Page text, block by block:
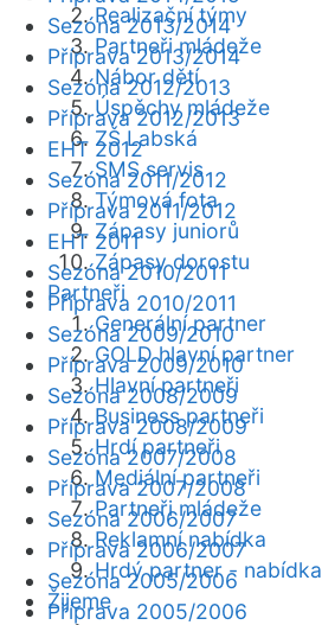
Realizační týmy
Partneři mládeže
Nábor dětí
Úspěchy mládeže
ZŠ Labská
SMS servis
Týmová fota
Zápasy juniorů
Zápasy dorostu
Partneři
Generální partner
GOLD hlavní partner
Hlavní partneři
Business partneři
Hrdí partneři
Mediální partneři
Partneři mládeže
Reklamní nabídka
Hrdý partner - nabídka
Žijeme
Sezóna 2013/2014
Příprava 2013/2014
Sezóna 2012/2013
Příprava 2012/2013
EHT 2012
Sezóna 2011/2012
Příprava 2011/2012
EHT 2011
Sezóna 2010/2011
Příprava 2010/2011
Sezóna 2009/2010
Příprava 2009/2010
Sezóna 2008/2009
Příprava 2008/2009
Sezóna 2007/2008
Příprava 2007/2008
Sezóna 2006/2007
Příprava 2006/2007
Sezóna 2005/2006
Příprava 2005/2006